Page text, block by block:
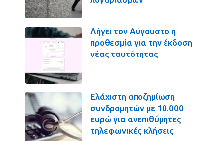
Λήγει τον Αύγουστο η
προθεσμία για την έκδοση
νέας ταυτότητας
Ελάχιστη αποζημίωση
συνδρομητών με 10.000
ευρώ για ανεπιθύμητες
τηλεφωνικές κλήσεις